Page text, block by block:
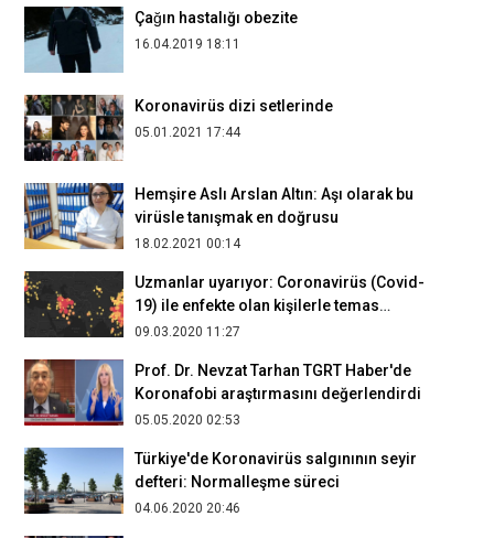
Çağın hastalığı obezite
16.04.2019 18:11
Koronavirüs dizi setlerinde
05.01.2021 17:44
Hemşire Aslı Arslan Altın: Aşı olarak bu
virüsle tanışmak en doğrusu
18.02.2021 00:14
Uzmanlar uyarıyor: Coronavirüs (Covid-
19) ile enfekte olan kişilerle temas
etmekten kaçının
09.03.2020 11:27
Prof. Dr. Nevzat Tarhan TGRT Haber'de
Koronafobi araştırmasını değerlendirdi
05.05.2020 02:53
Türkiye'de Koronavirüs salgınının seyir
defteri: Normalleşme süreci
04.06.2020 20:46